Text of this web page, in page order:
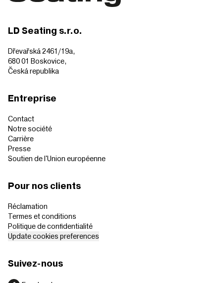
LD Seating s.r.o.
Dřevařská 2461/19a,
680 01 Boskovice,
Česká republika
Entreprise
Contact
Notre société
Carrière
Presse
Soutien de l'Union européenne
Pour nos clients
Réclamation
Termes et conditions
Politique de confidentialité
Update cookies preferences
Suivez-nous